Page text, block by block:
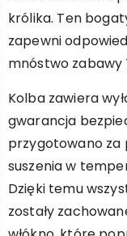
królika. Ten
zapewni
mnóstwo zabawy
Kolba zawiera
gwarancja
przygotowano
suszenia w
Dzięki temu
zostały